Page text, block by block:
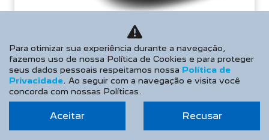
TAXA ZERO
PESSOA FÍSICA
De: R$ 106.990,00
R$ 96.990,00
Para otimizar sua experiência durante a navegação,
fazemos uso de nossa Política de Cookies e para proteger
seus dados pessoais respeitamos nossa Política de
Privacidade. Ao seguir com a navegação e visita você
concorda com nossas Políticas.
Aceitar Recusar